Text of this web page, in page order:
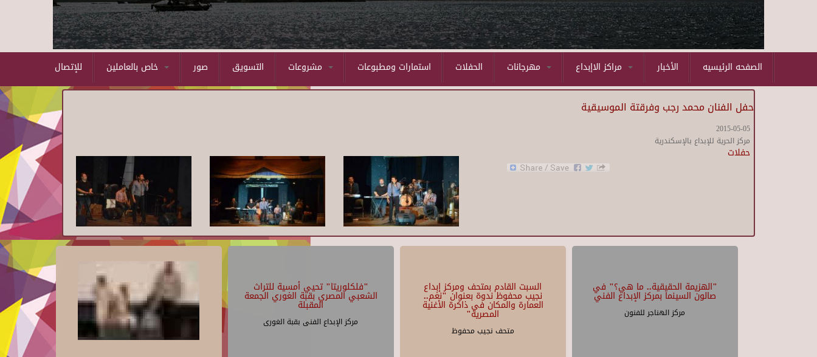
للإتصال صور التسويق استمارات ومطبوعات الحفلات الأخبار الصفحه الرئيسيه
حفل الفنان محمد رجب وفرقتة الموسيقية
2015-05-05
مركز الحرية للإبداع بالإسكندرية
حفلات
"فلكلوريتا" تحيي أمسية للتراث
الشعبي المصري بقبة الغوري الجمعة
المقبلة
مركز الإبداع الفنى بقبة الغورى
السبت القادم بمتحف ومركز إبداع
نجيب محفوظ ندوة بعنوان "نغم..
العمارة والمكان في ذاكرة الأغنية
المصرية"
متحف نجيب محفوظ
"الهزيمة الحقيقية.. ما هي؟" في
صالون السينما بمركز الإبداع الفني
مركز الهناجر للفنون